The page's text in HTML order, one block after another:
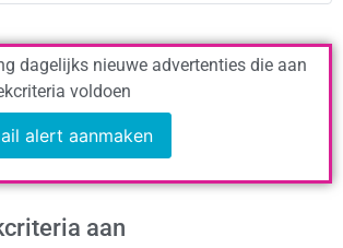
dagelijks nieuwe advertenties die aan
voldoen
alert aanmaken
aan